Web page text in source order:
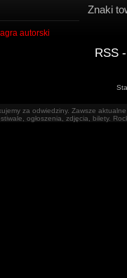
autorski
Znaki
RSS
za odwiedziny. Zawsze
ogłoszenia, zdjęcia, bilety.